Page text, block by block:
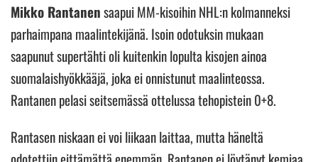
Mikko Rantanensaapui MM-kisoihin NHL:n kolmanneksi
parhaimpana maalintekijänä. Isoin odotuksin mukaan
saapunut supertähti oli kuitenkin lopulta kisojen ainoa
suomalaishyökkääjä, joka ei onnistunut maalinteossa.
Rantanen pelasi seitsemässä ottelussa tehopistein 0+8.
Rantasen niskaan ei voi liikaan laittaa, mutta häneltä